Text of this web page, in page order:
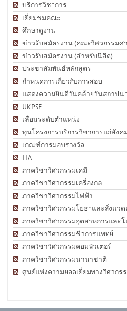
บริการวิชาการ
เยี่ยมชมคณะ
ศึกษาดูงาน
ข่าวรับสมัครงาน (คณะวิศวกรรมศ
ข่าวรับสมัครงาน (สำหรับนิสิต)
ประชาสัมพันธ์หลักสูตร
กำหนดการเกี่ยวกับการสอบ
แสดงความยินดีวันคล้ายวันสถาปนา
UKPSF
เลื่อนระดับตำแหน่ง
ทุนโครงการบริการวิชาการแก่สังคม
เกณฑ์การมอบรางวัล
ITA
ภาควิชาวิศวกรรมเคมี
ภาควิชาวิศวกรรมเครื่องกล
ภาควิชาวิศวกรรมไฟฟ้า
ภาควิชาวิศวกรรมโยธาและสิ่งแวด
ภาควิชาวิศวกรรมอุตสาหการและ
ภาควิชาวิศวกรรมชีวการแพทย์
ภาควิชาวิศวกรรมคอมพิวเตอร์
ภาควิชาวิศวกรรมนานาชาติ
ศูนย์แห่งความยอดเยี่ยมทางวิศวกร